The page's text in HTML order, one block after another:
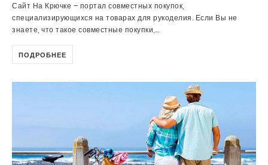
Сайт На Крючке – портал совместных покупок,
специализирующихся на товарах для рукоделия. Если Вы не
знаете, что такое совместные покупки,...
ПОДРОБНЕЕ